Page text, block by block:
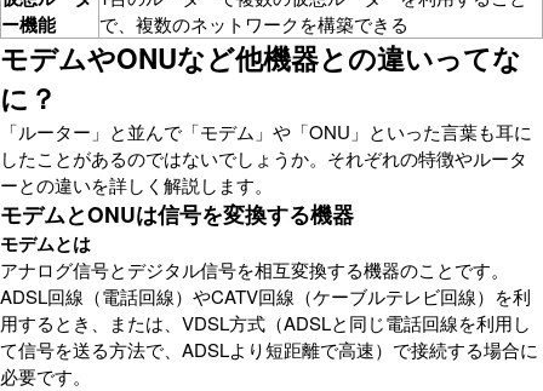
ー機能
で、複数のネットワークを構築できる
モデムやONUなど他機器との違いってな
に？
「ルーター」と並んで「モデム」や「ONU」といった言葉も耳に
したことがあるのではないでしょうか。それぞれの特徴やルータ
ーとの違いを詳しく解説します。
モデムとONUは信号を変換する機器
モデムとは
アナログ信号とデジタル信号を相互変換する機器のことです。
ADSL回線（電話回線）やCATV回線（ケーブルテレビ回線）を利
用するとき、または、VDSL方式（ADSLと同じ電話回線を利用し
て信号を送る方法で、ADSLより短距離で高速）で接続する場合に
必要です。